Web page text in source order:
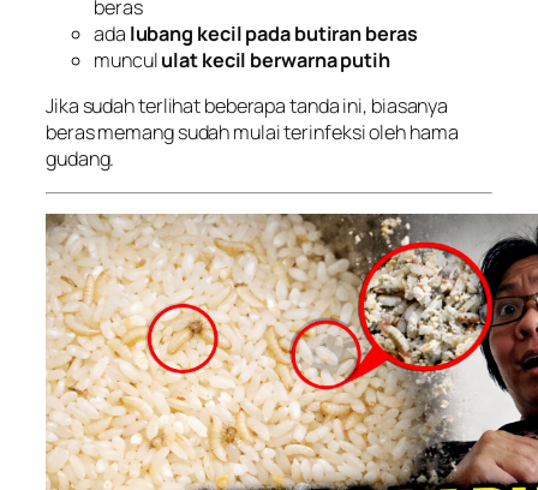
beras
ada lubang kecil pada butiran beras
muncululat kecil berwarna putih
Jika sudah terlihat beberapa tanda ini, biasanya
beras memang sudah mulai terinfeksi oleh hama
gudang.